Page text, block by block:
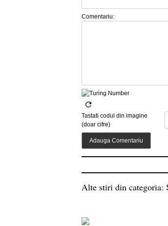
Comentariu:
Tastati codul din imagine
(doar cifre)
Alte stiri din categoria: